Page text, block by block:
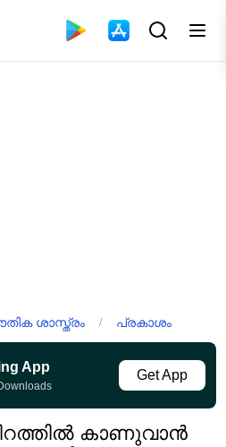
ശാസ്ത്രം / പ്രകാശം
App
Get App
കാണുവാൻ